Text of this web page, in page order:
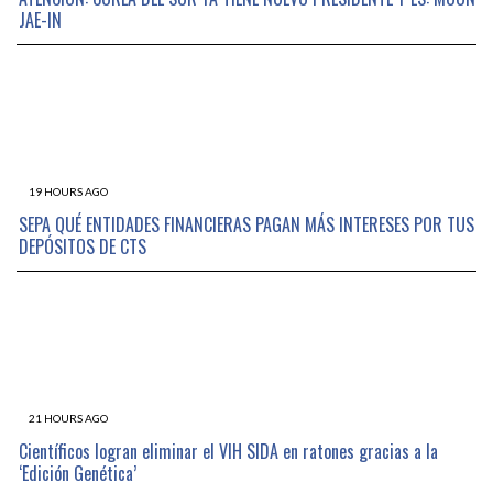
JAE-IN
19 HOURS AGO
SEPA QUÉ ENTIDADES FINANCIERAS PAGAN MÁS INTERESES POR TUS
DEPÓSITOS DE CTS
21 HOURS AGO
Científicos logran eliminar el VIH SIDA en ratones gracias a la
‘Edición Genética’